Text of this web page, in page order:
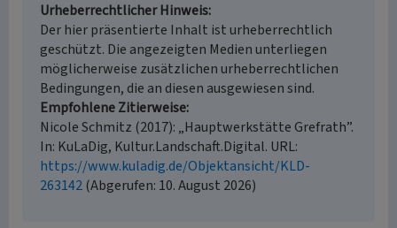
Urheberrechtlicher Hinweis
Der hier präsentierte Inhalt ist urheberrechtlich
geschützt. Die angezeigten Medien unterliegen
möglicherweise zusätzlichen urheberrechtlichen
Bedingungen, die an diesen ausgewiesen sind.
Empfohlene Zitierweise
Nicole Schmitz (2017): „Hauptwerkstätte Grefrath”.
In: KuLaDig, Kultur.Landschaft.Digital. URL:
https://www.kuladig.de/Objektansicht/KLD-
263142(Abgerufen: 10. August 2026)